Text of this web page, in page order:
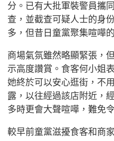
分。已有大批軍裝警員攜
查，並截查可疑人士的身
多，但昔日童黨聚集喧嘩
商場氣氛雖然略顯緊張，
示高度讚賞。食客何小姐
她終於可以安心逛街，不
露，以往經過該店附近，
多時更會大聲喧嘩，難免
較早前童黨滋擾食客和商